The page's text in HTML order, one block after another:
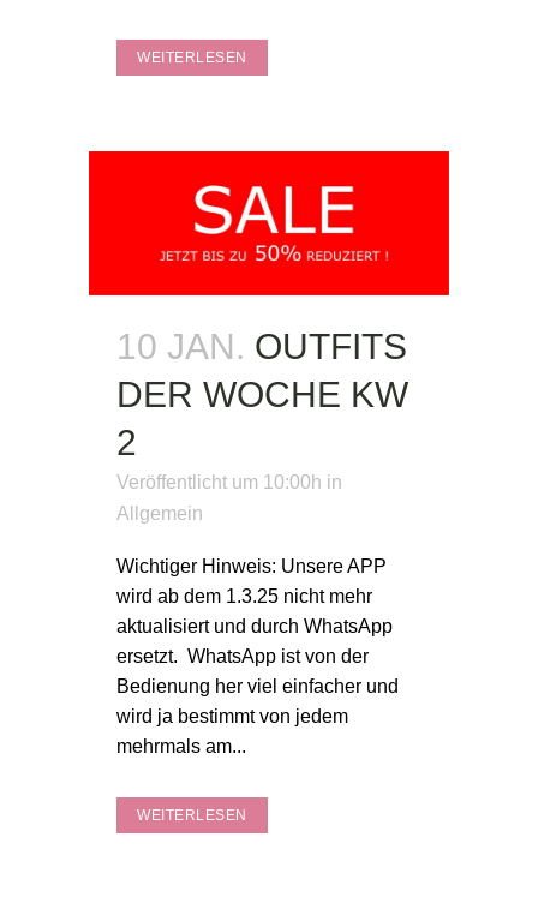
WEITERLESEN
10 JAN. OUTFITS
DER WOCHE KW
2
Veröffentlicht um 10:00h in
Allgemein
Wichtiger Hinweis: Unsere APP
wird ab dem 1.3.25 nicht mehr
aktualisiert und durch WhatsApp
ersetzt. WhatsApp ist von der
Bedienung her viel einfacher und
wird ja bestimmt von jedem
mehrmals am...
WEITERLESEN